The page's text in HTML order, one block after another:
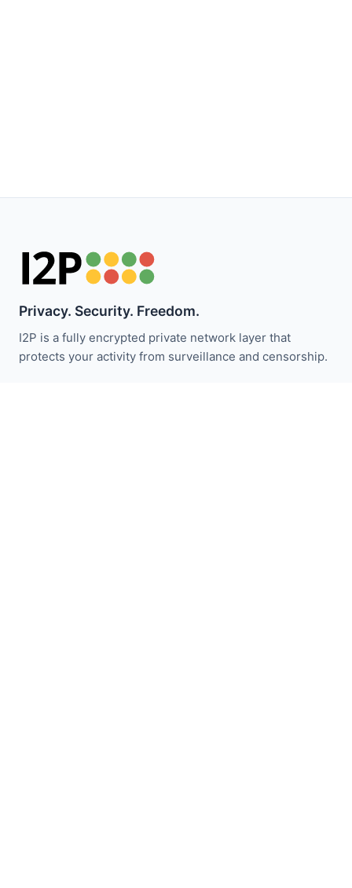
Privacy. Security. Freedom.
I2P is a fully encrypted private network layer that
protects your activity from surveillance and censorship.